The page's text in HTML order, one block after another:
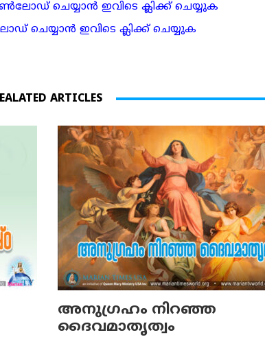
ചെയ്യാന്‍ ഇവിടെ ക്ലിക്ക് ചെയ്യുക
ഇവിടെ ക്ലിക്ക് ചെയ്യുക
ARTICLES
അനുഗ്രഹം നിറഞ്ഞ
ദൈവമാതൃത്വം